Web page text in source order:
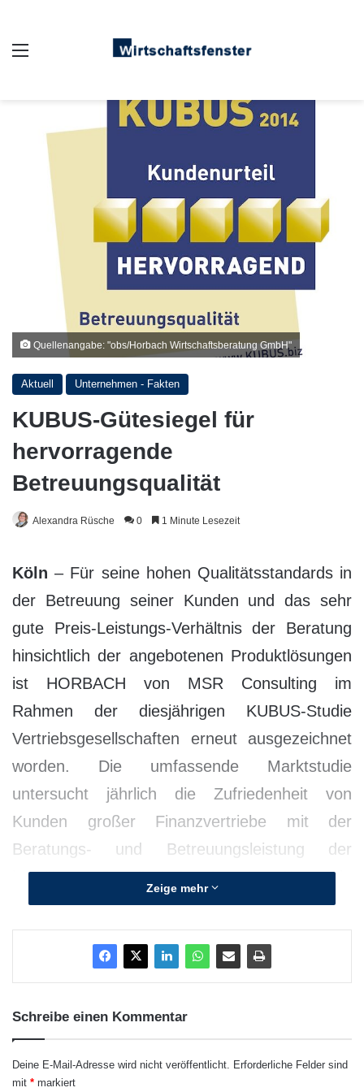
Quellenangabe: "obs/Horbach Wirtschaftsberatung GmbH"
Aktuell Unternehmen - Fakten
KUBUS-Gütesiegel für
hervorragende
Betreuungsqualität
Alexandra Rüsche 0 1 Minute Lesezeit
Köln – Für seine hohen Qualitätsstandards in
der Betreuung seiner Kunden und das sehr
gute Preis-Leistungs-Verhältnis der Beratung
hinsichtlich der angebotenen Produktlösungen
ist HORBACH von MSR Consulting im
Rahmen der diesjährigen KUBUS-Studie
Vertriebsgesellschaften erneut ausgezeichnet
worden. Die umfassende Marktstudie
untersucht jährlich die Zufriedenheit von
Kunden großer Finanzvertriebe mit der
Beratungs- und Betreuungsleistung der
jeweiligen Gesellschaft. In der Kategorie
„Betreuungsqualität“ erhält HORBACH von
seinen Kunden die Bewertung „hervorragend“.
In der Kategorie „Preis-Leistungs-Verhältnis“
überzeugt die Kölner
Finanzberatungsgesellschaft mit der Note
„sehr gut“. Damit bestätigt das auf die
bedarfsgerechte Finanzplanung von
Zeige mehr
Schreibe einen Kommentar
Deine E-Mail-Adresse wird nicht veröffentlicht.
Erforderliche Felder sind
mit * markiert